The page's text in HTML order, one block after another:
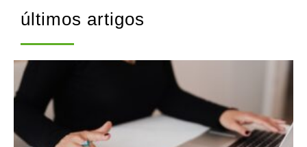
últimos artigos